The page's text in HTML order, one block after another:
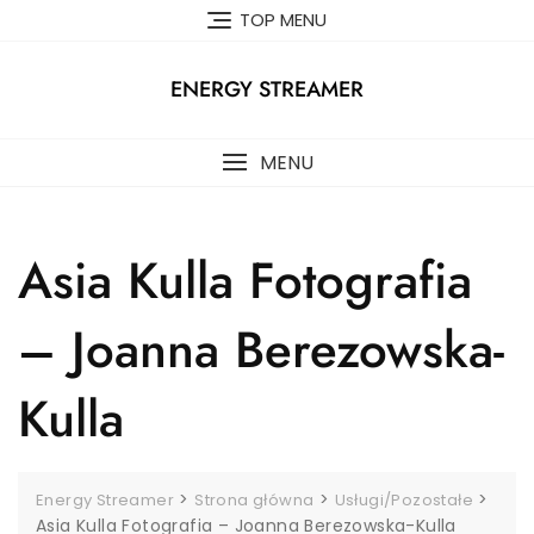
TOP MENU
ENERGY STREAMER
MENU
Asia Kulla Fotografia
– Joanna Berezowska-
Kulla
Energy Streamer > Strona główna > Usługi/Pozostałe >
Asia Kulla Fotografia – Joanna Berezowska-Kulla